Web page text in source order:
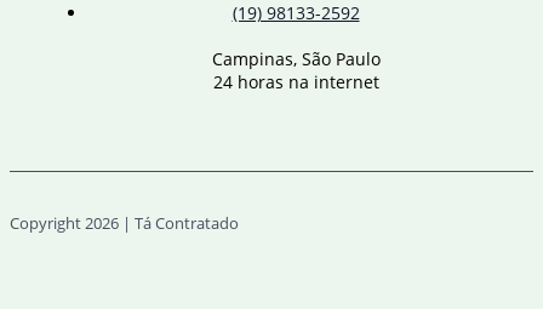
(19) 98133-2592
Campinas, São Paulo
24 horas na internet
Copyright 2026 | Tá Contratado